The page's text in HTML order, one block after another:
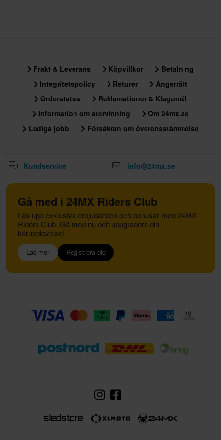
Frakt & Leverans Köpvillkor
Betalning
Integritetspolicy
Returer
Ångerrätt
Orderstatus
Reklamationer & Klagomål
Information om återvinning
Om 24mx.se
Lediga jobb
Försäkran om överensstämmelse
Kundservice info@24mx.se
Gå med i 24MX Riders Club
Lås upp exklusiva erbjudanden och bonusar med 24MX
Riders Club. Gå med nu och uppgradera din
körupplevelse!
Läs mer Registrera dig